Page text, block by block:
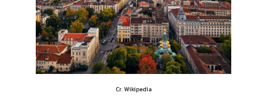
Cr. Wikipedia